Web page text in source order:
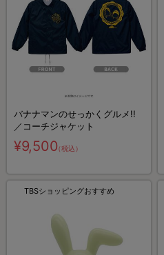
バナナマンのせっかくグルメ!!
／コーチジャケット
¥9,500（税込）
TBSショッピングおすすめ